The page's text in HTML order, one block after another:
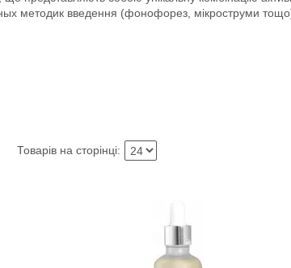
методик введення (фонофорез, мікроструми